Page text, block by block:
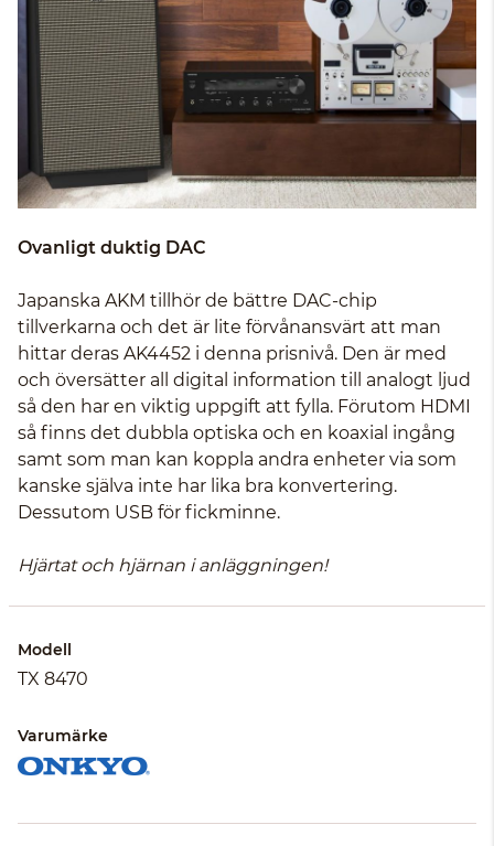
Ovanligt duktig DAC
Japanska AKM tillhör de bättre DAC-chip
tillverkarna och det är lite förvånansvärt att man
hittar deras AK4452 i denna prisnivå. Den är med
och översätter all digital information till analogt ljud
så den har en viktig uppgift att fylla. Förutom HDMI
så finns det dubbla optiska och en koaxial ingång
samt som man kan koppla andra enheter via som
kanske själva inte har lika bra konvertering.
Dessutom USB för fickminne.
Hjärtat och hjärnan i anläggningen!
Modell
TX 8470
Varumärke